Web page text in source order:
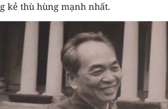
kẻ thù hùng mạnh nhất.